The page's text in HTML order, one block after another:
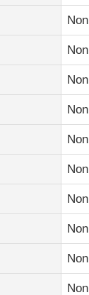
Non
Non
Non
Non
Non
Non
Non
Non
Non
Non